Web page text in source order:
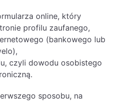
online, który
profilu zaufanego,
(bankowego lub
czyli dowodu osobistego
sposobu, na